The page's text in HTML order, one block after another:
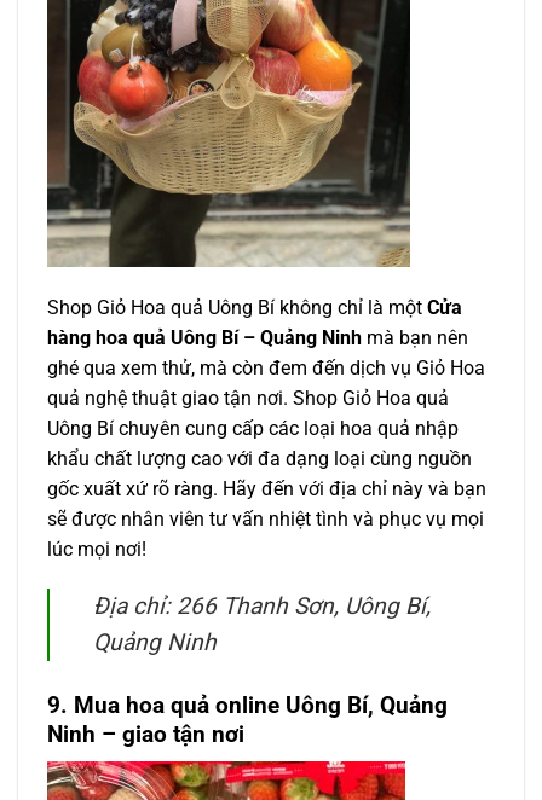
Shop Giỏ Hoa quả Uông Bí không chỉ là một Cửa
hàng hoa quả Uông Bí – Quảng Ninh mà bạn nên
ghé qua xem thử, mà còn đem đến dịch vụ Giỏ Hoa
quả nghệ thuật giao tận nơi. Shop Giỏ Hoa quả
Uông Bí chuyên cung cấp các loại hoa quả nhập
khẩu chất lượng cao với đa dạng loại cùng nguồn
gốc xuất xứ rõ ràng. Hãy đến với địa chỉ này và bạn
sẽ được nhân viên tư vấn nhiệt tình và phục vụ mọi
lúc mọi nơi!
Địa chỉ: 266 Thanh Sơn, Uông Bí,
Quảng Ninh
9. Mua hoa quả online Uông Bí, Quảng
Ninh – giao tận nơi